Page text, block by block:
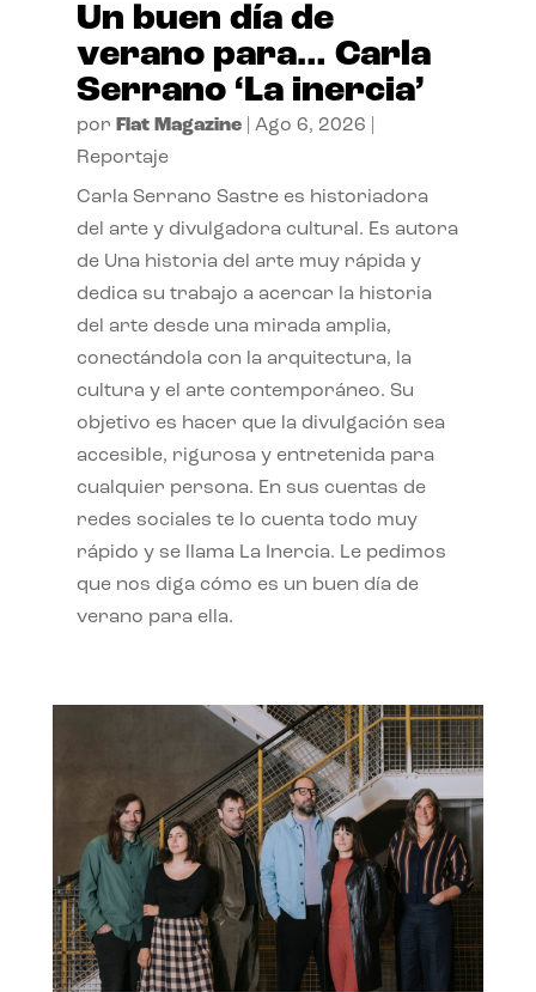
Un buen día de
verano para… Carla
Serrano ‘La inercia’
por Flat Magazine| Ago 6, 2026
Reportaje
Carla Serrano Sastre es historiadora
del arte y divulgadora cultural. Es autora
de Una historia del arte muy rápida y
dedica su trabajo a acercar la historia
del arte desde una mirada amplia,
conectándola con la arquitectura, la
cultura y el arte contemporáneo. Su
objetivo es hacer que la divulgación sea
accesible, rigurosa y entretenida para
cualquier persona. En sus cuentas de
redes sociales te lo cuenta todo muy
rápido y se llama La Inercia. Le pedimos
que nos diga cómo es un buen día de
verano para ella.